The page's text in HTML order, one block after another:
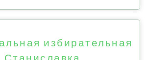
избирательная